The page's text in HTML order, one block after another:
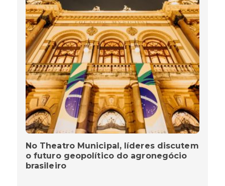
No Theatro Municipal, líderes discutem
o futuro geopolítico do agronegócio
brasileiro